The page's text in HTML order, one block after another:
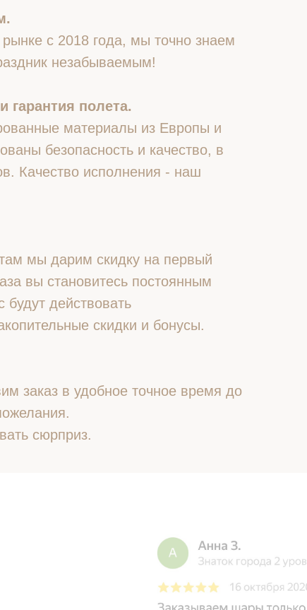
с 2018 года, мы точно знаем
незабываемым!
гарантия полета.
материалы из Европы и
безопасность и качество, в
Качество исполнения - наш
мы дарим скидку на первый
вы становитесь постоянным
действовать
скидки и бонусы.
заказ в удобное точное время до
сюрприз.